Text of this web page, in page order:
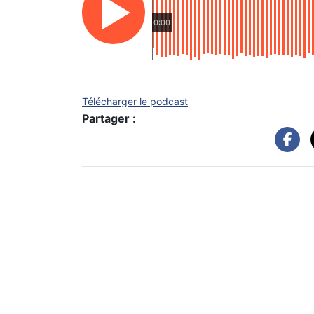
0:00
Télécharger le podcast
Partager :